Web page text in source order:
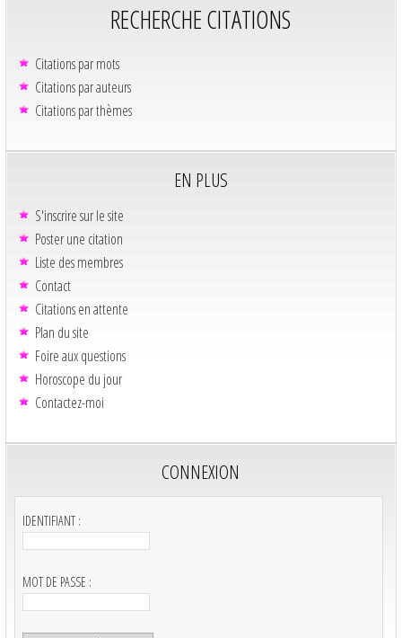
RECHERCHE CITATIONS
Citations par mots
Citations par auteurs
Citations par thèmes
EN PLUS
S'inscrire sur le site
Poster une citation
Liste des membres
Contact
Citations en attente
Plan du site
Foire aux questions
Horoscope du jour
Contactez-moi
CONNEXION
IDENTIFIANT :
MOT DE PASSE :